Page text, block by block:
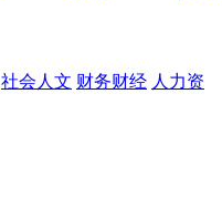
社会人文 财务财经 人力资